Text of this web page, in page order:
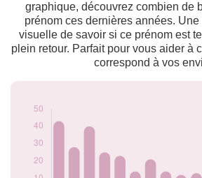
graphique, découvrez combien de
prénom ces dernières années.
visuelle de savoir si ce prénom est
plein retour. Parfait pour vous aider à
correspond à vos
2012
25
2013
23
2014
14
2015
21
2019
2020
2021
2023